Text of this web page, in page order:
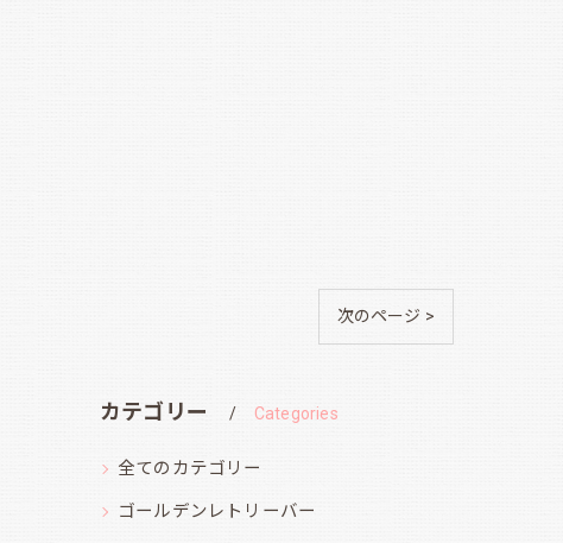
次のページ >
カテゴリー Categories
全てのカテゴリー
ゴールデンレトリーバー